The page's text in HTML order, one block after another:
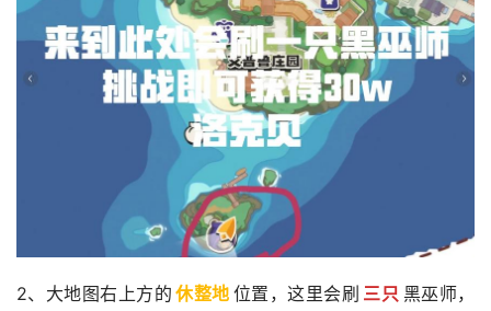
2、大地图右上方的 休整地 位置，这里会刷 三只 黑巫师，